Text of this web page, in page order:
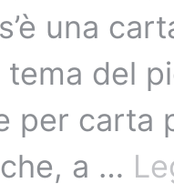
una
del
per carta
a …